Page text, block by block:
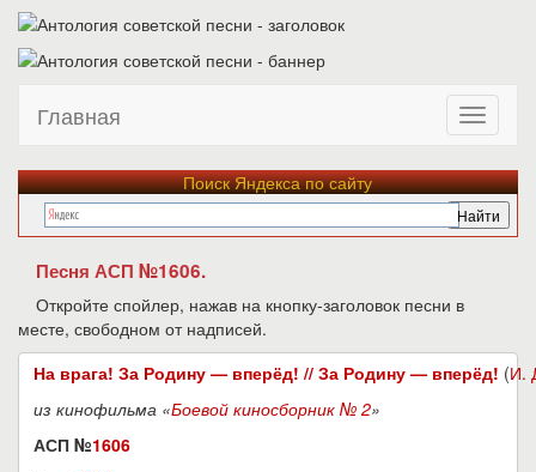
Главная
Поиск Яндекса по сайту
Песня АСП №1606.
Откройте спойлер, нажав на кнопку-заголовок песни в
месте, свободном от надписей.
На врага! За Родину — вперёд! // За Родину — вперёд! (И.
из кинофильма «Боевой киносборник № 2»
АСП №1606